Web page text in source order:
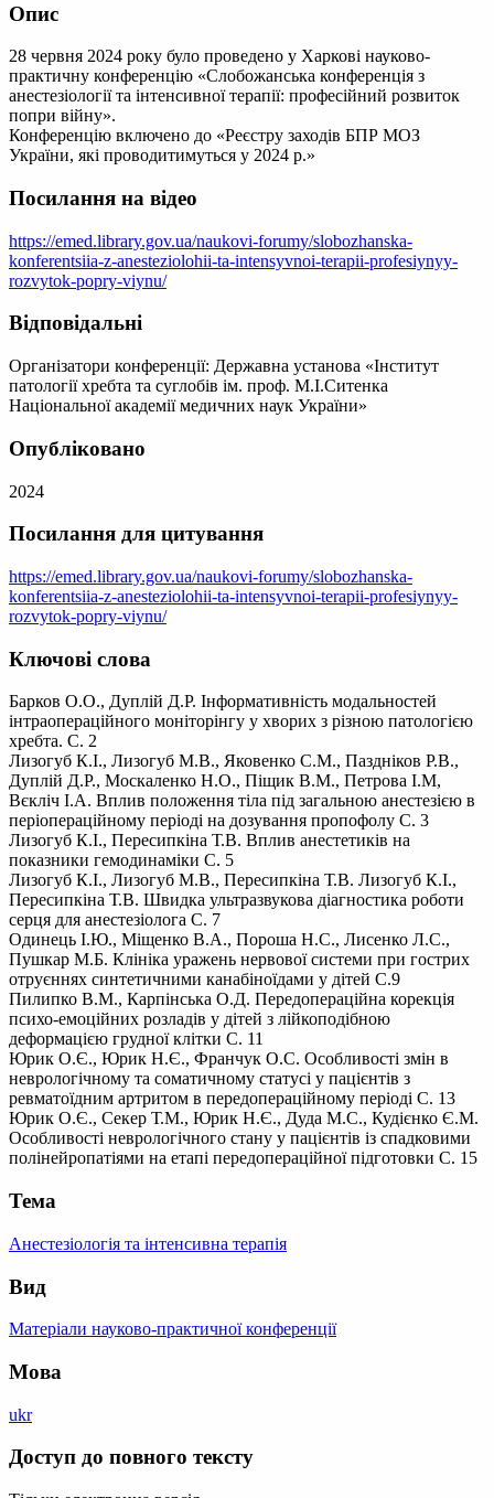
Опис
28 червня 2024 року було проведено у Харкові науково-
практичну конференцію «Слобожанська конференція з
анестезіології та інтенсивної терапії: професійний розвиток
попри війну».
Конференцію включено до «Реєстру заходів БПР МОЗ
України, які проводитимуться у 2024 р.»
Посилання на відео
https://emed.library.gov.ua/naukovi-forumy/slobozhanska-
konferentsiia-z-anesteziolohii-ta-intensyvnoi-terapii-profesiynyy-
rozvytok-popry-viynu/
Відповідальні
Організатори конференції: Державна установа «Інститут
патології хребта та суглобів ім. проф. М.І.Ситенка
Національної академії медичних наук України»
Опубліковано
2024
Посилання для цитування
https://emed.library.gov.ua/naukovi-forumy/slobozhanska-
konferentsiia-z-anesteziolohii-ta-intensyvnoi-terapii-profesiynyy-
rozvytok-popry-viynu/
Ключові слова
Барков О.О., Дуплій Д.Р. Інформативність модальностей
інтраопераційного моніторінгу у хворих з різною патологією
хребта. С. 2
Лизогуб К.І., Лизогуб М.В., Яковенко С.М., Паздніков Р.В.,
Дуплій Д.Р., Москаленко Н.О., Піщик В.М., Петрова І.М,
Вєкліч І.А. Вплив положення тіла під загальною анестезією в
періопераційному періоді на дозування пропофолу С. 3
Лизогуб К.І., Пересипкіна Т.В. Вплив анестетиків на
показники гемодинаміки С. 5
Лизогуб К.І., Лизогуб М.В., Пересипкіна Т.В. Лизогуб К.І.,
Пересипкіна Т.В. Швидка ультразвукова діагностика роботи
серця для анестезіолога С. 7
Одинець І.Ю., Міщенко В.А., Пороша Н.С., Лисенко Л.С.,
Пушкар М.Б. Клініка уражень нервової системи при гострих
отруєннях синтетичними канабіноїдами у дітей С.9
Пилипко В.М., Карпінська О.Д. Передопераційна корекція
психо-емоційних розладів у дітей з лійкоподібною
деформацією грудної клітки С. 11
Юрик О.Є., Юрик Н.Є., Франчук О.С. Особливості змін в
неврологічному та соматичному статусі у пацієнтів з
ревматоїдним артритом в передопераційному періоді С. 13
Юрик О.Є., Секер Т.М., Юрик Н.Є., Дуда М.С., Кудієнко Є.М.
Особливості неврологічного стану у пацієнтів із спадковими
полінейропатіями на етапі передопераційної підготовки С. 15
Тема
Анестезіологія та інтенсивна терапія
Вид
Матеріали науково-практичної конференції
Мова
ukr
Доступ до повного тексту